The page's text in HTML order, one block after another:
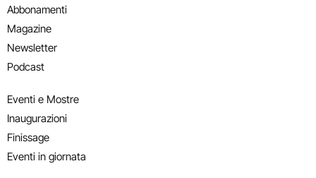
Abbonamenti
Magazine
Newsletter
Podcast
Eventi e Mostre
Inaugurazioni
Finissage
Eventi in giornata